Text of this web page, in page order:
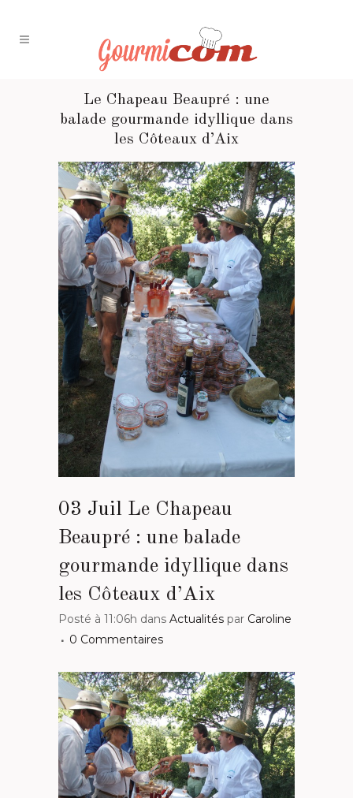
Le Chapeau Beaupré : une
balade gourmande idyllique dans
les Côteaux d’Aix
03 Juil Le Chapeau
Beaupré : une balade
gourmande idyllique dans
les Côteaux d’Aix
Posté à 11:06h dans Actualités par Caroline
0 Commentaires